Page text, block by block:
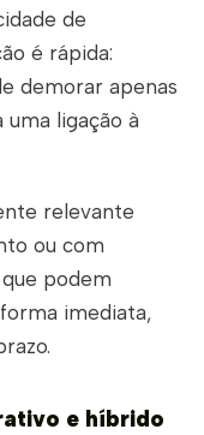
de
é rápida:
demorar apenas
uma ligação à
relevante
ou com
que podem
imediata,
e híbrido